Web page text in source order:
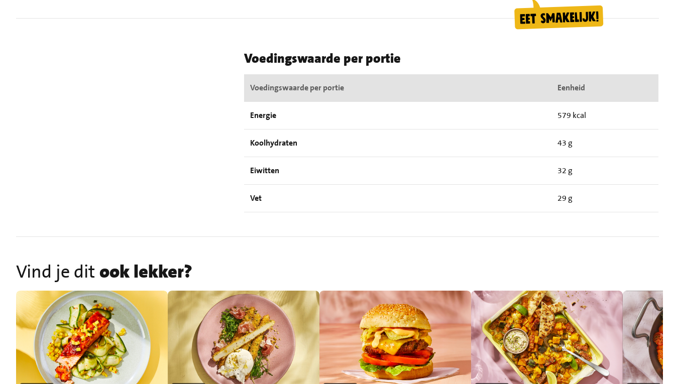
Voedingswaarde per portie
Voedingswaarde per portie Eenheid
Energie 579 kcal
Koolhydraten 43 g
Eiwitten 32 g
Vet 29 g
Vind je ditook lekker?